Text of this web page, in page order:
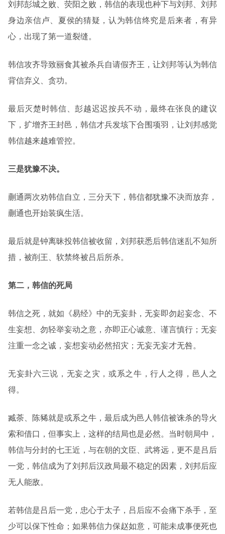
刘邦彭城之败、荧阳之败，韩信的表现也种下与刘邦、刘邦
身边亲信卢、夏侯的猜疑，认为韩信终究是后来者，有异
心，出现了第一道裂缝。
韩信攻齐导致丽食其被杀兵自请假齐王，让刘邦等认为韩信
背信弃义、贪功。
最后灭楚时韩信、彭越迟迟按兵不动，最终在张良的建议
下，扩增齐王封邑，韩信才兵发垓下合围项羽，让刘邦感觉
韩信越来越难管控。
三是犹豫不决。
蒯通两次劝韩信自立，三分天下，韩信都犹豫不决而放弃，
蒯通也开始装疯生活。
最后就是钟离昧投韩信被收留，刘邦获悉后韩信迷乱不知所
措，被削王、软禁终被吕后所杀。
第二，韩信的死局
韩信之死，就如《易经》中的无妄卦，无妄即勿起妄念、不
生妄想、勿轻举妄动之意，亦即正心诚意、谨言慎行；无妄
注重一念之诚，妄想妄动必然招灾；无妄无妄才无咎。
无妄卦六三说，无妄之灾，或系之牛，行人之得，邑人之
得。
臧荼、陈豨就是或系之牛，最后成为邑人韩信被诛杀的导火
索和借口，但事实上，这样的结局也是必然。当时朝局中，
韩信与分封的七王近，与在朝的文臣、武将远，更不是吕后
一党，韩信成为了刘邦后汉政局最不稳定的因素，刘邦后应
无人能敌。
若韩信是吕后一党，忠心于太子，吕后应不会痛下杀手，至
少可以保下性命；如果韩信力保赵如意，可能未成事便死也